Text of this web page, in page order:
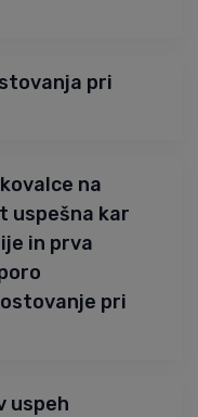
pri
na
uspešna kar
in prva
pri
uspeh